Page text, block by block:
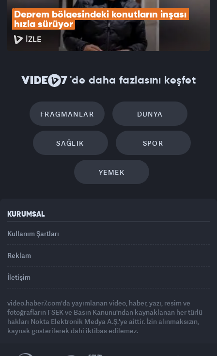
Deprem bölgesindeki konutların inşası
hızla sürüyor
İZLE
'de daha fazlasını keşfet
FRAGMANLAR DÜNYA
SAĞLIK SPOR
YEMEK
KURUMSAL
Kullanım Şartları
Reklam
İletişim
video.haber7.com'da yayımlanan video, haber, yazı, resim ve
fotoğrafların FSEK ve Basın Kanunu'ndan kaynaklanan her türlü
hakları Nokta Elektronik Medya A.Ş.'ye aittir. İzin alınmaksızın,
kaynak gösterilerek dahi iktibas edilemez.